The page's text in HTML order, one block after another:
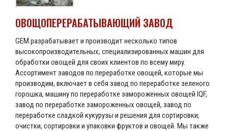
ОВОЩОПЕРЕРАБАТЫВАЮЩИЙ ЗАВОД
GEM разрабатывает и производит несколько типов
высокопроизводительных, специализированных машин для
обработки овощей для своих клиентов по всему миру.
Ассортимент заводов по переработке овощей, которые мы
производим, включает в себя завод по переработке зеленого
горошка, машину по переработке замороженных овощей IQF,
завод по переработке замороженных овощей, завод по
переработке сладкой кукурузы и решения для сортировки,
очистки, сортировки и упаковки фруктов и овощей. Мы также